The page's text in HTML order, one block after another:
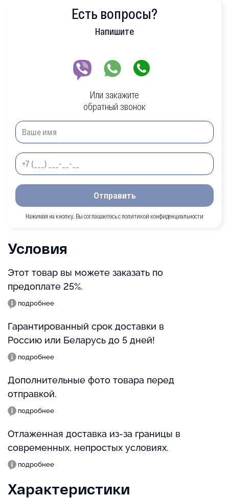
Есть вопросы?
Напишите
Или закажите
обратный звонок
Отправить
Нажимая на кнопку, Вы соглашаетесь с политикой конфиденциальности
Условия
Этот товар вы можете заказать по
предоплате 25%.
подробнее
Гарантированный срок доставки в
Россию или Беларусь до 5 дней!
подробнее
Дополнительные фото товара перед
отправкой.
подробнее
Отлаженная доставка из-за границы в
современных, непростых условиях.
подробнее
Характеристики